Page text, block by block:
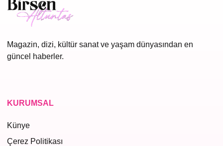
Magazin, dizi, kültür sanat ve yaşam dünyasından en
güncel haberler.
KURUMSAL
Künye
Çerez Politikası